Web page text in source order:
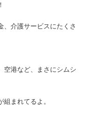
、介護サービスにたくさ
空港など、まさにシムシ
まれてるよ。